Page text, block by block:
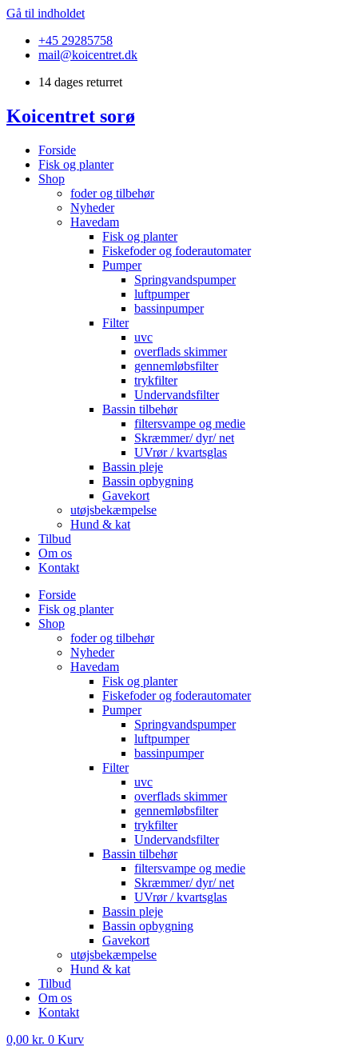
Gå til indholdet
+45 29285758
mail@koicentret.dk
14 dages returret
Koicentret sorø
Forside
Fisk og planter
Shop
foder og tilbehør
Nyheder
Havedam
Fisk og planter
Fiskefoder og foderautomater
Pumper
Springvandspumper
luftpumper
bassinpumper
Filter
uvc
overflads skimmer
gennemløbsfilter
trykfilter
Undervandsfilter
Bassin tilbehør
filtersvampe og medie
Skræmmer/ dyr/ net
UVrør / kvartsglas
Bassin pleje
Bassin opbygning
Gavekort
utøjsbekæmpelse
Hund & kat
Tilbud
Om os
Kontakt
Forside
Fisk og planter
Shop
foder og tilbehør
Nyheder
Havedam
Fisk og planter
Fiskefoder og foderautomater
Pumper
Springvandspumper
luftpumper
bassinpumper
Filter
uvc
overflads skimmer
gennemløbsfilter
trykfilter
Undervandsfilter
Bassin tilbehør
filtersvampe og medie
Skræmmer/ dyr/ net
UVrør / kvartsglas
Bassin pleje
Bassin opbygning
Gavekort
utøjsbekæmpelse
Hund & kat
Tilbud
Om os
Kontakt
0,00 kr. 0 Kurv